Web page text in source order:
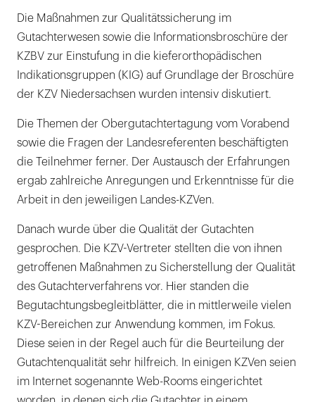
Die Maßnahmen zur Qualitätssicherung im
Gutachterwesen sowie die Informationsbroschüre der
KZBV zur Einstufung in die kieferorthopädischen
Indikationsgruppen (KIG) auf Grundlage der Broschüre
der KZV Niedersachsen wurden intensiv diskutiert.
Die Themen der Obergutachtertagung vom Vorabend
sowie die Fragen der Landesreferenten beschäftigten
die Teilnehmer ferner. Der Austausch der Erfahrungen
ergab zahlreiche Anregungen und Erkenntnisse für die
Arbeit in den jeweiligen Landes-KZVen.
Danach wurde über die Qualität der Gutachten
gesprochen. Die KZV-Vertreter stellten die von ihnen
getroffenen Maßnahmen zu Sicherstellung der Qualität
des Gutachterverfahrens vor. Hier standen die
Begutachtungsbegleitblätter, die in mittlerweile vielen
KZV-Bereichen zur Anwendung kommen, im Fokus.
Diese seien in der Regel auch für die Beurteilung der
Gutachtenqualität sehr hilfreich. In einigen KZVen seien
im Internet sogenannte Web-Rooms eingerichtet